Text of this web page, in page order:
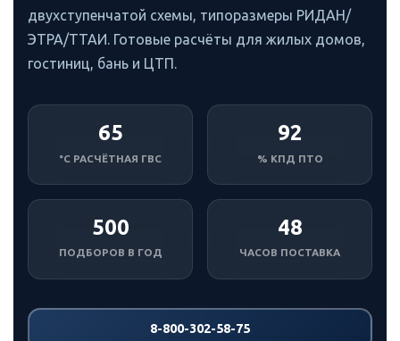
двухступенчатой схемы, типоразмеры РИДАН/
ЭТРА/ТТАИ. Готовые расчёты для жилых домов,
гостиниц, бань и ЦТП.
65
°C РАСЧЁТНАЯ ГВС
92
% КПД ПТО
500
ПОДБОРОВ В ГОД
48
ЧАСОВ ПОСТАВКА
8-800-302-58-75